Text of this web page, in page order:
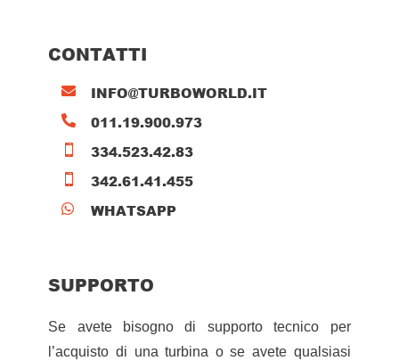
CONTATTI
 INFO@TURBOWORLD.IT
 011.19.900.973
 334.523.42.83
 342.61.41.455
 WHATSAPP
SUPPORTO
Se avete bisogno di supporto tecnico per
l’acquisto di una turbina o se avete qualsiasi